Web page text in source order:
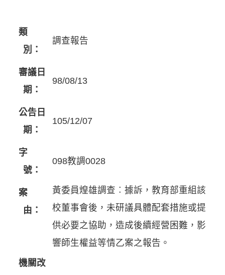
類
別：
調查報告
審議日
期：
98/08/13
公告日
期：
105/12/07
字
號：
098教調0028
案
由：
黃委員煌雄調查︰據訴，教育部重組該
校董事會後，未研議具體配套措施或提
供必要之協助，造成後續經營困難，影
響師生權益等情乙案之報告。
機關改